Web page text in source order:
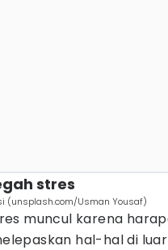
stres
(unsplash.com/Usman Yousaf)
muncul karena
hal-hal di